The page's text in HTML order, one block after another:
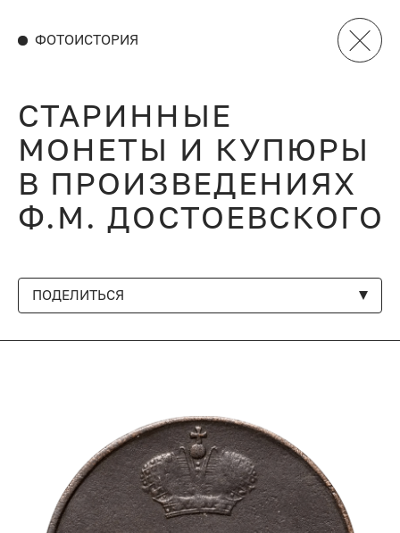
ФОТОИСТОРИЯ
СТАРИННЫЕ
МОНЕТЫ И КУПЮРЫ
В ПРОИЗВЕДЕНИЯХ
Ф.М. ДОСТОЕВСКОГО
ПОДЕЛИТЬСЯ